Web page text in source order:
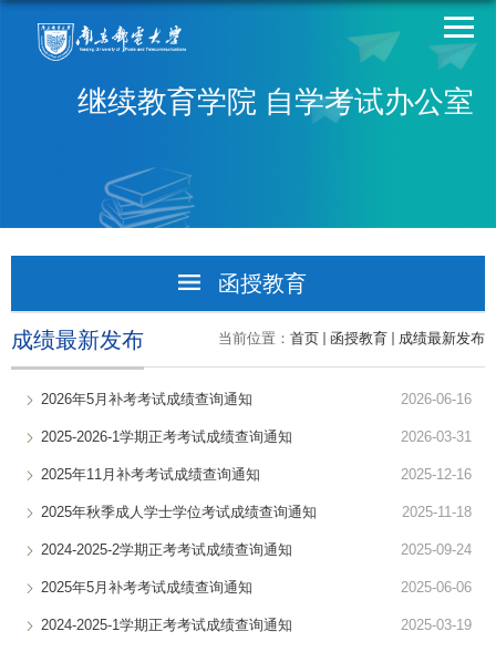
继续教育学院 自学考试办公室
函授教育
学籍学历学位
成绩最新发布
规章制度
表格下载
当前位置： 首页 函授教育 成绩最新发布
成绩最新发布
2026年5月补考考试成绩查询通知 2026-06-16
2025-2026-1学期正考考试成绩查询通知 2026-03-31
2025年11月补考考试成绩查询通知 2025-12-16
2025年秋季成人学士学位考试成绩查询通知 2025-11-18
2024-2025-2学期正考考试成绩查询通知 2025-09-24
2025年5月补考考试成绩查询通知 2025-06-06
2024-2025-1学期正考考试成绩查询通知 2025-03-19